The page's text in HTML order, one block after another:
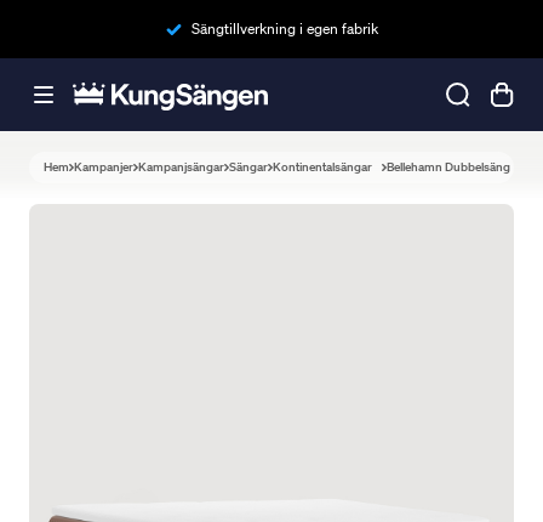
Sängtillverkning i egen fabrik
Hem Kampanjer Kampanjsängar Sängar Kontinentalsängar Bellehamn Dubbelsäng